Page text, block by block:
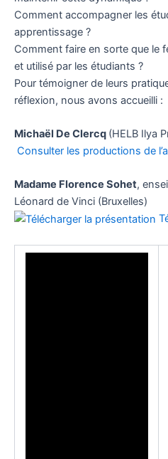
Comment accompagner les
apprentissage ?
Comment faire en sorte que le
et utilisé par les étudiants ?
Pour témoigner de leurs
réflexion, nous avons accueilli :
Michaël De Clercq (HELB Ilya
Consulter les productions de
Madame Florence Sohet,
Léonard de Vinci (Bruxelles)